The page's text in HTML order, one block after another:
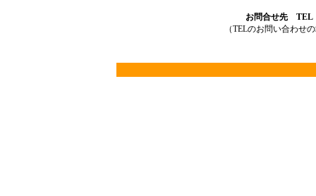
お問合せ先 TEL
（TELのお問い合わせ